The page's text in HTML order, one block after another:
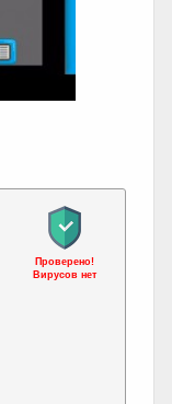
Проверено!
Вирусов нет